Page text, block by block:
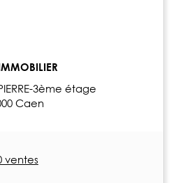
3ème étage
Caen
ventes